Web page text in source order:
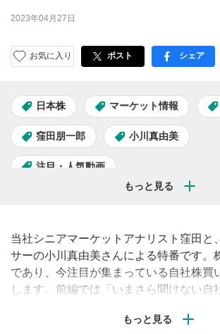
2023年04月27日
お気に入り ポスト facebook
シェア
日本株 マーケット情報
窪田朋一郎 小川真由美
注目・人気動画
当社シニアマーケットアナリスト窪田と
サーの小川真由美さんによる特番です。
であり、今注目が集まっている自社株買
します。前編では「いまさら聞けない自
る理由などをわかりやすく解説します！